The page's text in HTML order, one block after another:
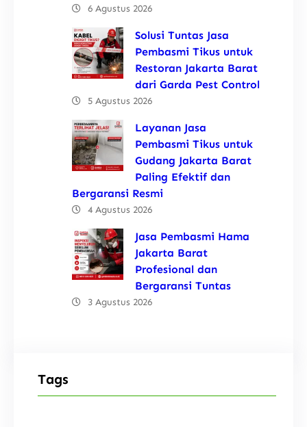
6 Agustus 2026
Solusi Tuntas Jasa
Pembasmi Tikus untuk
Restoran Jakarta Barat
dari Garda Pest Control
5 Agustus 2026
Layanan Jasa
Pembasmi Tikus untuk
Gudang Jakarta Barat
Paling Efektif dan
Bergaransi Resmi
4 Agustus 2026
Jasa Pembasmi Hama
Jakarta Barat
Profesional dan
Bergaransi Tuntas
3 Agustus 2026
Tags